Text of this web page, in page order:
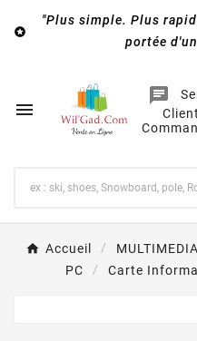

"Plus simple. Plus
portée

chat
Accueil MULTIMEDIA
PC
Carte